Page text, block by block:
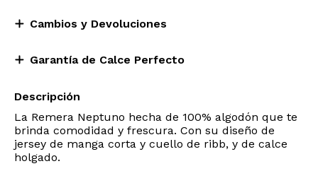
Cambios y Devoluciones
Garantía de Calce Perfecto
Descripción
La Remera Neptuno hecha de 100% algodón que te
brinda comodidad y frescura. Con su diseño de
jersey de manga corta y cuello de ribb, y de calce
holgado.